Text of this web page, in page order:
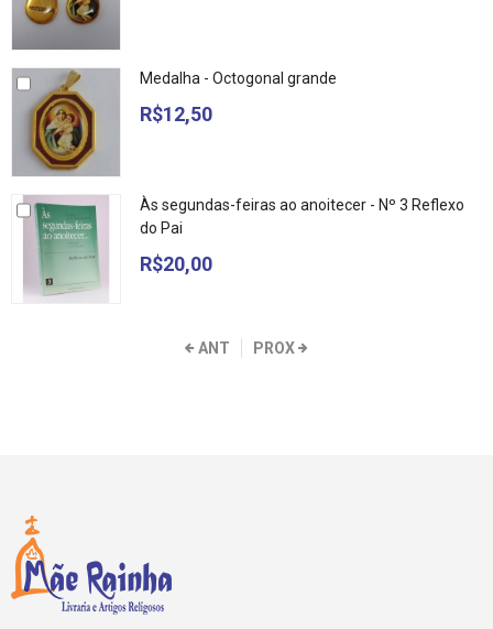
Medalha - Octogonal grande
R$12,50
Às segundas-feiras ao anoitecer - Nº 3 Reflexo
do Pai
R$20,00
ANT PROX